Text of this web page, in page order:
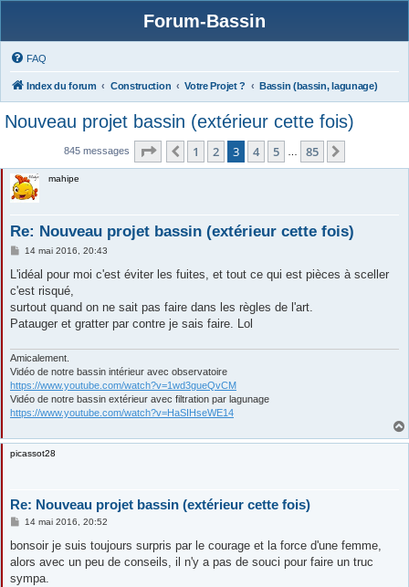
Forum-Bassin
FAQ
Index du forum Construction Votre Projet ? Bassin (bassin, lagunage)
Nouveau projet bassin (extérieur cette fois)
845 messages Page sur85
Précédente
1 2 3 4 5 85
mahipe
Re: Nouveau projet bassin (extérieur cette fois)
M
s
a
g
14 mai 2016, 20:43
L'idéal pour moi c'est éviter les fuites, et tout ce qui est pièces à sceller
c'est risqué,
surtout quand on ne sait pas faire dans les règles de l'art.
Patauger et gratter par contre je sais faire. Lol
Amicalement.
Vidéo de notre bassin intérieur avec observatoire
https://www.youtube.com/watch?v=1wd3gueQvCM
Vidéo de notre bassin extérieur avec filtration par lagunage
https://www.youtube.com/watch?v=HaSIHseWE14
picassot28
Re: Nouveau projet bassin (extérieur cette fois)
M
s
a
g
14 mai 2016, 20:52
bonsoir je suis toujours surpris par le courage et la force d'une femme,
alors avec un peu de conseils, il n'y a pas de souci pour faire un truc
sympa.